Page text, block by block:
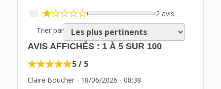
2 avis
Trier par
AVIS AFFICHÉS : 1 À 5 SUR 100
5 / 5
Claire Boucher - 18/06/2026 - 08:38